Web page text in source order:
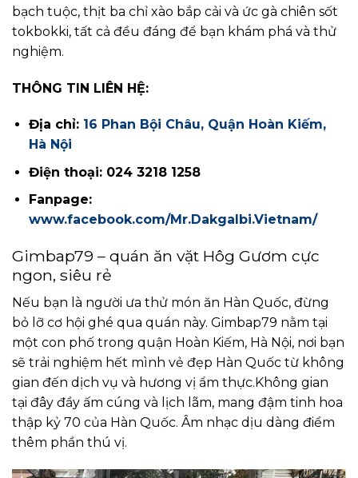
bạch tuộc, thịt ba chỉ xào bắp cải và ức gà chiên sốt
tokbokki, tất cả đều đáng để bạn khám phá và thử
nghiệm.
THÔNG TIN LIÊN HỆ:
Địa chỉ: 16 Phan Bội Châu, Quận Hoàn Kiếm,
Hà Nội
Điện thoại: 024 3218 1258
Fanpage:
www.facebook.com/Mr.Dakgalbi.Vietnam/
Gimbap79 – quán ăn vặt Hôg Gươm cực
ngon, siêu rẻ
Nếu bạn là người ưa thử món ăn Hàn Quốc, đừng
bỏ lỡ cơ hội ghé qua quán này. Gimbap79 nằm tại
một con phố trong quận Hoàn Kiếm, Hà Nội, nơi bạn
sẽ trải nghiệm hết mình vẻ đẹp Hàn Quốc từ không
gian đến dịch vụ và hương vị ẩm thực.Không gian
tại đây đầy ấm cúng và lịch lãm, mang đậm tinh hoa
thập kỷ 70 của Hàn Quốc. Âm nhạc dịu dàng điểm
thêm phần thú vị.